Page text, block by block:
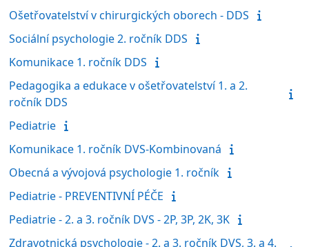
Ošetřovatelství v chirurgických oborech - DDS
Sociální psychologie 2. ročník DDS
Komunikace 1. ročník DDS
Pedagogika a edukace v ošetřovatelství 1. a 2.
ročník DDS
Pediatrie
Komunikace 1. ročník DVS-Kombinovaná
Obecná a vývojová psychologie 1. ročník
Pediatrie - PREVENTIVNÍ PÉČE
Pediatrie - 2. a 3. ročník DVS - 2P, 3P, 2K, 3K
Zdravotnická psychologie - 2. a 3. ročník DVS, 3. a 4.